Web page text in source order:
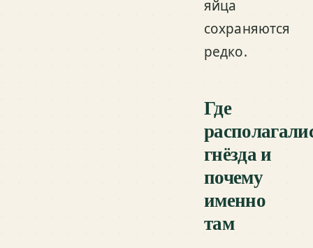
яйца
сохраняются
редко.
Где
гнёзда и
почему
именно
там